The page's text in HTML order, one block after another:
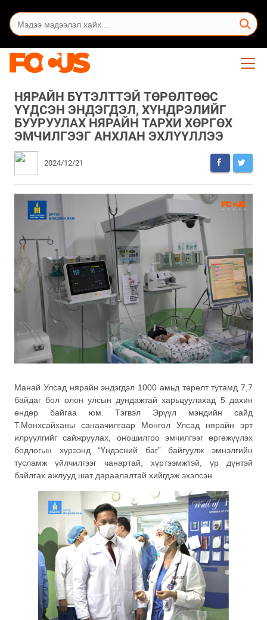
НЯРАЙН БҮТЭЛТТЭЙ ТӨРӨЛТӨӨС
ҮҮДСЭН ЭНДЭГДЭЛ, ХҮНДРЭЛИЙГ
БУУРУУЛАХ НЯРАЙН ТАРХИ ХӨРГӨХ
ЭМЧИЛГЭЭГ АНХЛАН ЭХЛҮҮЛЛЭЭ
2024/12/21
Манай Улсад нярайн эндэгдэл 1000 амьд төрөлттутамд 7,7
байдаг бол олон улсын дундажтай харьцуулахад 5 дахин
өндөр байгаа юм. Тэгвэл Эрүүл мэндийн сайд
Т.Мөнхсайханы санаачилгаар Монгол Улсад нярайн эрт
илрүүлгийг сайжруулах, оношилгоо эмчилгээг өргөжүүлэх
бодлогын хүрээнд “Үндэсний баг” байгуулж эмнэлгийн
тусламж үйлчилгээг чанартай, хүртээмжтэй, үр дүнтэй
байлгах ажлууд шат дараалалтай хийгдэж эхэлсэн.